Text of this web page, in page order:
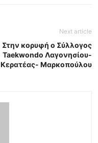
Next article
Στην κορυφή ο Σύλλογος
Taekwondo Λαγονησίου-
Κερατέας- Μαρκοπούλου